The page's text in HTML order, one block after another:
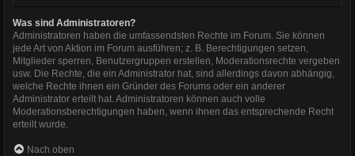
Was sind Administratoren?
Administratoren haben die umfassendsten Rechte im Forum. Sie können
jede Art von Aktion im Forum ausführen; z. B. Berechtigungen setzen,
Mitglieder sperren, Benutzergruppen erstellen, Moderationsrechte vergeben
usw. Die Rechte, die ein Administrator hat, sind allerdings davon abhängig,
welche Rechte ihnen ein Gründer des Forums oder ein anderer
Administrator erteilt hat. Administratoren können auch volle
Moderationsberechtigungen haben, wenn ihnen das entsprechende Recht
erteilt wurde.
Nach oben